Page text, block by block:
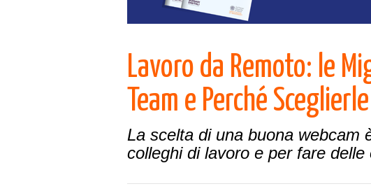
Lavoro da Remoto: le
Team e Perché
La scelta di una buona webcam
colleghi di lavoro e per fare